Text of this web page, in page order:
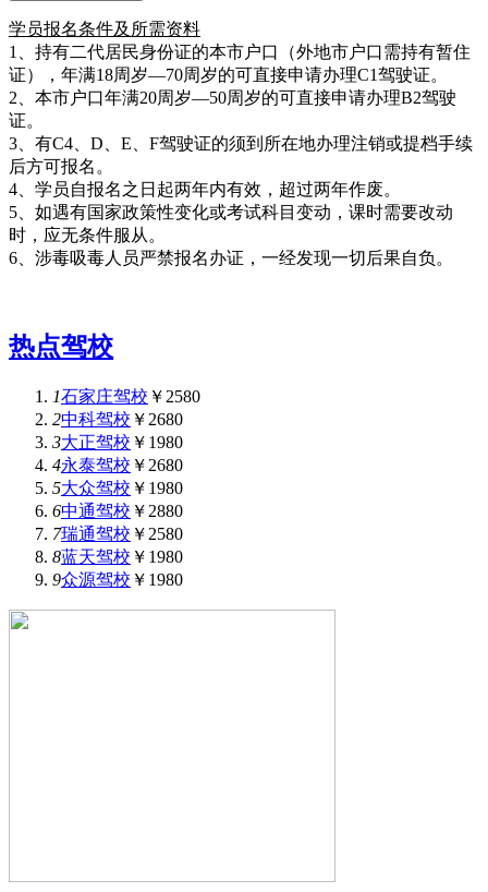
学员报名条件及所需资料
1、持有二代居民身份证的本市户口（外地市户口需持有暂住
证），年满18周岁—70周岁的可直接申请办理C1驾驶证。
2、本市户口年满20周岁—50周岁的可直接申请办理B2驾驶
证。
3、有C4、D、E、F驾驶证的须到所在地办理注销或提档手续
后方可报名。
4、学员自报名之日起两年内有效，超过两年作废。
5、如遇有国家政策性变化或考试科目变动，课时需要改动
时，应无条件服从。
6、涉毒吸毒人员严禁报名办证，一经发现一切后果自负。
热点驾校
1石家庄驾校 ￥2580
2中科驾校 ￥2680
3大正驾校 ￥1980
4永泰驾校 ￥2680
5大众驾校 ￥1980
6中通驾校 ￥2880
7瑞通驾校 ￥2580
8蓝天驾校 ￥1980
9众源驾校 ￥1980